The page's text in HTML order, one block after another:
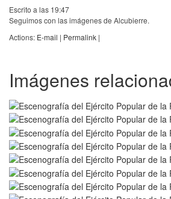
Escrito a las 19:47
Seguimos con las imágenes de Alcubierre.
Actions: E-mail | Permalink |
Imágenes